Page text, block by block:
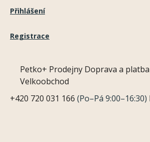
Přihlášení
Registrace
Petko+ Prodejny Doprava a platba
Velkoobchod
+420 720 031 166 (Po–Pá 9:00–16:30)